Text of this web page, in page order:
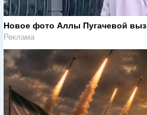
Новое фото Аллы Пугачевой
Реклама